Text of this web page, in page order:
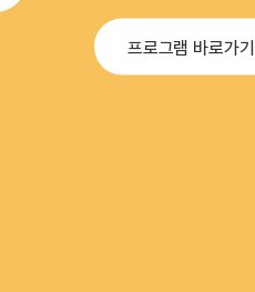
프로그램 바로가기